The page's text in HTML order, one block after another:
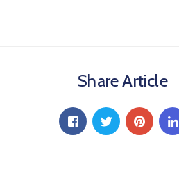
Share Article